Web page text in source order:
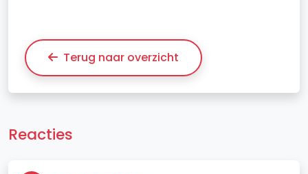
Terug naar overzicht
Reacties